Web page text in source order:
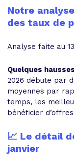
Notre
des taux de
Analyse faite au
Quelques
2026 débute par
moyennes par
temps, les
bénéficier
📈 Le détail
janvier